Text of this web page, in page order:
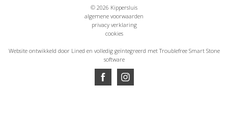
© 2026 Kippersluis
algemene voorwaarden
privacy verklaring
cookies
Website ontwikkeld door Lined en volledig geïntegreerd met Troublefree Smart Stone
software